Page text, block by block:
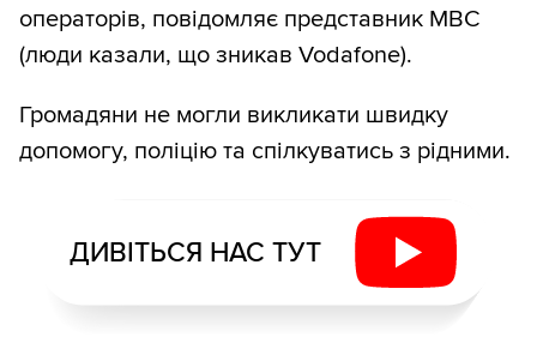
операторів, повідомляє представник МВС
(люди казали, що зникав Vodafone).
Громадяни не могли викликати швидку
допомогу, поліцію та спілкуватись з рідними.
ДИВІТЬСЯ НАС ТУТ